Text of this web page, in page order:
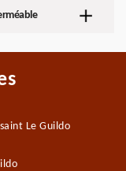
Le Guildo